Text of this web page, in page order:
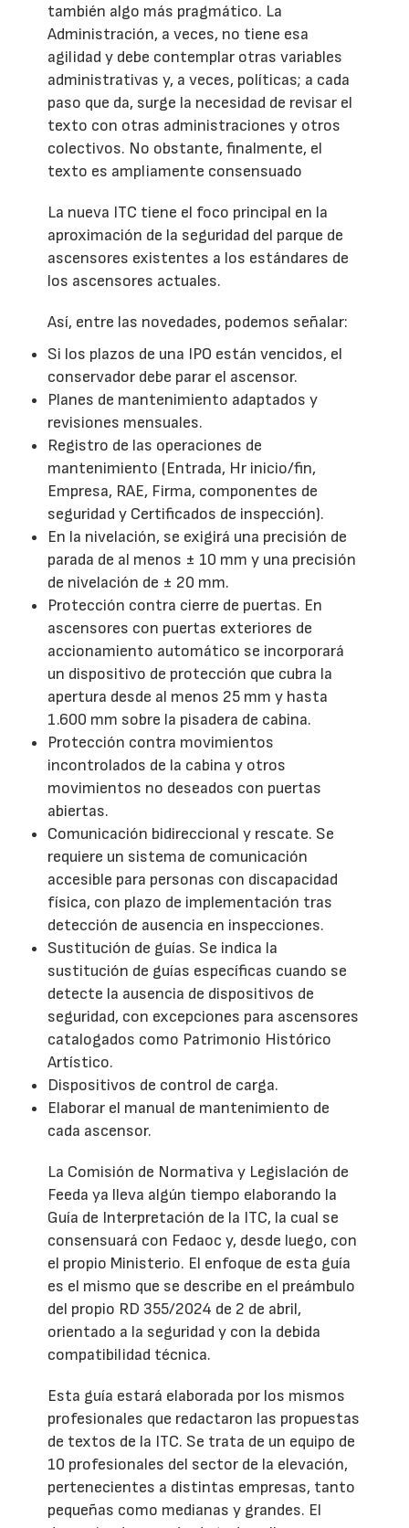
también algo más pragmático. La
Administración, a veces, no tiene esa
agilidad y debe contemplar otras variables
administrativas y, a veces, políticas; a cada
paso que da, surge la necesidad de revisar el
texto con otras administraciones y otros
colectivos. No obstante, finalmente, el
texto es ampliamente consensuado
La nueva ITC tiene el foco principal en la
aproximación de la seguridad del parque de
ascensores existentes a los estándares de
los ascensores actuales.
Así, entre las novedades, podemos señalar:
Si los plazos de una IPO están vencidos, el
conservador debe parar el ascensor.
Planes de mantenimiento adaptados y
revisiones mensuales.
Registro de las operaciones de
mantenimiento (Entrada, Hr inicio/fin,
Empresa, RAE, Firma, componentes de
seguridad y Certificados de inspección).
En la nivelación, se exigirá una precisión de
parada de al menos ± 10 mm y una precisión
de nivelación de ± 20 mm.
Protección contra cierre de puertas. En
ascensores con puertas exteriores de
accionamiento automático se incorporará
un dispositivo de protección que cubra la
apertura desde al menos 25 mm y hasta
1.600 mm sobre la pisadera de cabina.
Protección contra movimientos
incontrolados de la cabina y otros
movimientos no deseados con puertas
abiertas.
Comunicación bidireccional y rescate. Se
requiere un sistema de comunicación
accesible para personas con discapacidad
física, con plazo de implementación tras
detección de ausencia en inspecciones.
Sustitución de guías. Se indica la
sustitución de guías específicas cuando se
detecte la ausencia de dispositivos de
seguridad, con excepciones para ascensores
catalogados como Patrimonio Histórico
Artístico.
Dispositivos de control de carga.
Elaborar el manual de mantenimiento de
cada ascensor.
La Comisión de Normativa y Legislación de
Feeda ya lleva algún tiempo elaborando la
Guía de Interpretación de la ITC, la cual se
consensuará con Fedaoc y, desde luego, con
el propio Ministerio. El enfoque de esta guía
es el mismo que se describe en el preámbulo
del propio RD 355/2024 de 2 de abril,
orientado a la seguridad y con la debida
compatibilidad técnica.
Esta guía estará elaborada por los mismos
profesionales que redactaron las propuestas
de textos de la ITC. Se trata de un equipo de
10 profesionales del sector de la elevación,
pertenecientes a distintas empresas, tanto
pequeñas como medianas y grandes. El